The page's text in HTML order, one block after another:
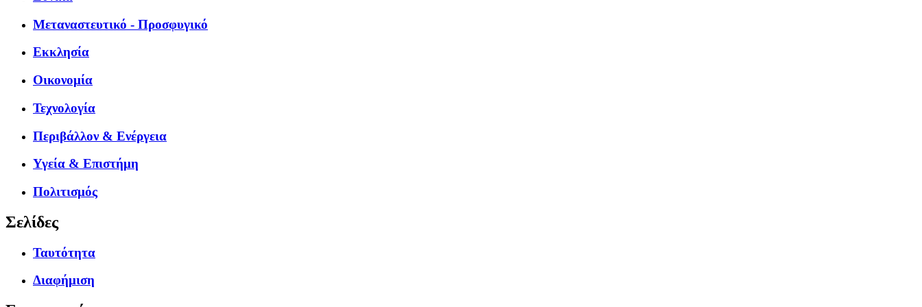
Μεταναστευτικό - Προσφυγικό
Εκκλησία
Οικονομία
Τεχνολογία
Περιβάλλον & Ενέργεια
Υγεία & Επιστήμη
Πολιτισμός
Σελίδες
Ταυτότητα
Διαφήμιση